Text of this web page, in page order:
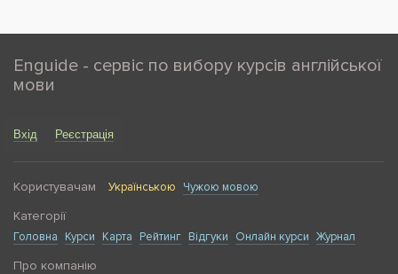
Enguide - сервіс по вибору курсів англійської
мови
Вхід Реєстрація
Користувачам Українською Чужою мовою
Категорії
Головна Курси Карта Рейтинг Відгуки Онлайн курси Журнал
Про компанію